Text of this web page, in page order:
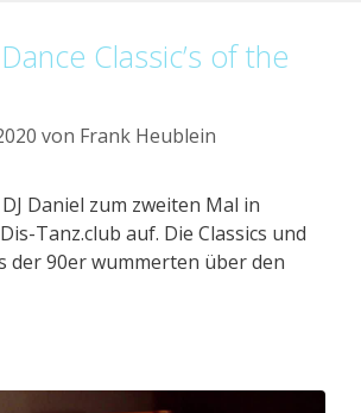
Classic’s of the
von Frank Heublein
Daniel zum zweiten Mal in
Tanz.club auf. Die Classics und
der 90er wummerten über den